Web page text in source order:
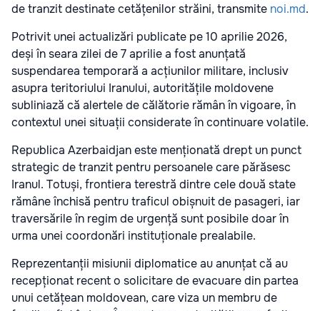
de tranzit destinate cetățenilor străini, transmite noi.md.
Potrivit unei actualizări publicate pe 10 aprilie 2026,
deși în seara zilei de 7 aprilie a fost anunțată
suspendarea temporară a acțiunilor militare, inclusiv
asupra teritoriului Iranului, autoritățile moldovene
subliniază că alertele de călătorie rămân în vigoare, în
contextul unei situații considerate în continuare volatile.
Republica Azerbaidjan este menționată drept un punct
strategic de tranzit pentru persoanele care părăsesc
Iranul. Totuși, frontiera terestră dintre cele două state
rămâne închisă pentru traficul obișnuit de pasageri, iar
traversările în regim de urgență sunt posibile doar în
urma unei coordonări instituționale prealabile.
Reprezentanții misiunii diplomatice au anunțat că au
recepționat recent o solicitare de evacuare din partea
unui cetățean moldovean, care viza un membru de